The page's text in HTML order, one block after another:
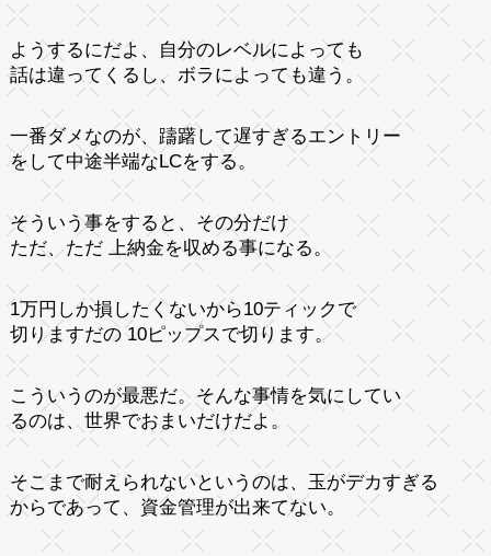
ようするにだよ、自分のレベルによっても
話は違ってくるし、ボラによっても違う。
一番ダメなのが、躊躇して遅すぎるエントリー
をして中途半端なLCをする。
そういう事をすると、その分だけ
ただ、ただ 上納金を収める事になる。
1万円しか損したくないから10ティックで
切りますだの 10ピップスで切ります。
こういうのが最悪だ。そんな事情を気にしてい
るのは、世界でおまいだけだよ。
そこまで耐えられないというのは、玉がデカすぎる
からであって、資金管理が出来てない。